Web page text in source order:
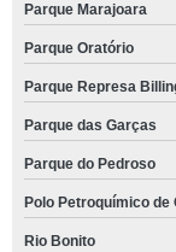
Parque Marajoara
Parque Oratório
Parque Represa
Parque das Garças
Parque do Pedroso
Polo Petroquímico de
Rio Bonito